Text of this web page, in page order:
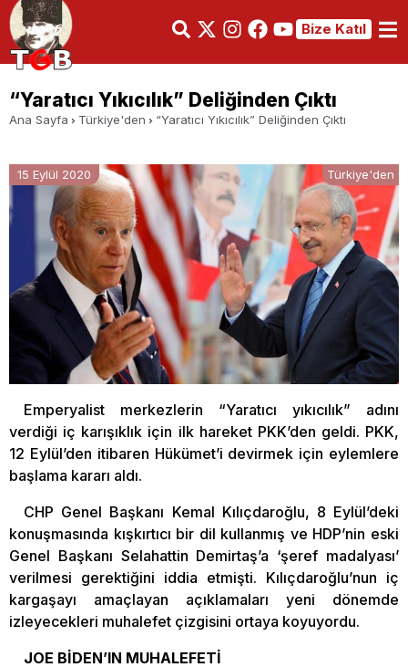
Bize Katıl
“Yaratıcı Yıkıcılık” Deliğinden Çıktı
Ana Sayfa Türkiye'den “Yaratıcı Yıkıcılık” Deliğinden Çıktı
15 Eylül 2020 Türkiye'den
Emperyalist merkezlerin “Yaratıcı yıkıcılık” adını
verdiği iç karışıklık için ilk hareket PKK’den geldi. PKK,
12 Eylül’den itibaren Hükümet’i devirmek için eylemlere
başlama kararı aldı.
CHP Genel Başkanı Kemal Kılıçdaroğlu, 8 Eylül’deki
konuşmasında kışkırtıcı bir dil kullanmış ve HDP’nin eski
Genel Başkanı Selahattin Demirtaş’a ‘şeref madalyası’
verilmesi gerektiğini iddia etmişti. Kılıçdaroğlu’nun iç
kargaşayı amaçlayan açıklamaları yeni dönemde
izleyecekleri muhalefet çizgisini ortaya koyuyordu.
JOE BİDEN’IN MUHALEFETİ